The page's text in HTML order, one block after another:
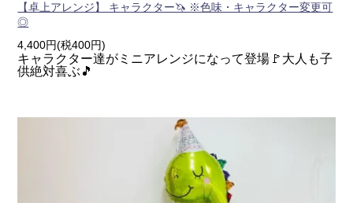
【卓上アレンジ】 キャラクター🦄 ※色味・キャラクター変更可
◎
4,400円(税400円)
キャラクター達がミニアレンジになって登場🚩大人も子
供絶対喜ぶ🎵